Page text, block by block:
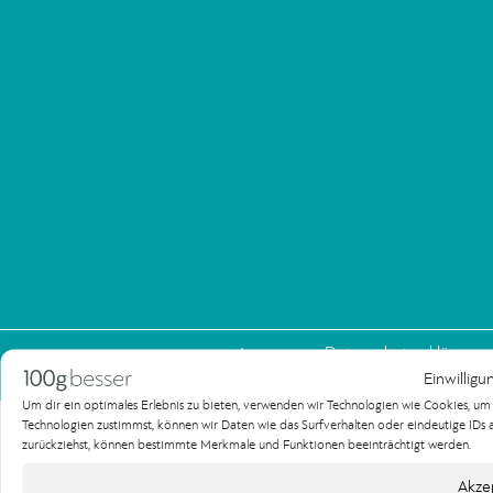
Um dir ein optimales Erlebnis zu bieten, verwenden wir Technologien wie Cookies,
Technologien zustimmst, können wir Daten wie das Surfverhalten oder eindeutige
zurückziehst, können bestimmte Merkmale und Funktionen beeinträchtigt werden.
Datenschutzerklärung
Impressum